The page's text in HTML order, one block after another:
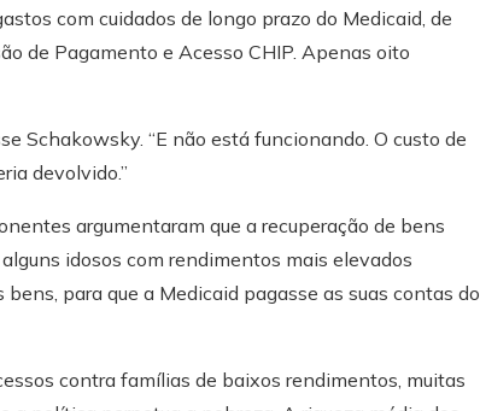
com cuidados de longo prazo do Medicaid, de
de Pagamento e Acesso CHIP. Apenas oito
Schakowsky. “E não está funcionando. O custo de
devolvido.”
argumentaram que a recuperação de bens
idosos com rendimentos mais elevados
para que a Medicaid pagasse as suas contas do
contra famílias de baixos rendimentos, muitas